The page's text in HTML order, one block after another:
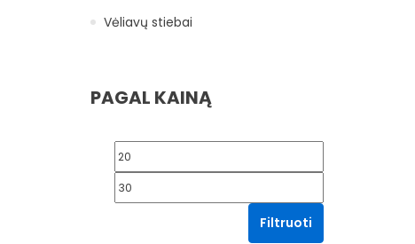
Vėliavų stiebai
PAGAL KAINĄ
Min kaina
Filtruoti